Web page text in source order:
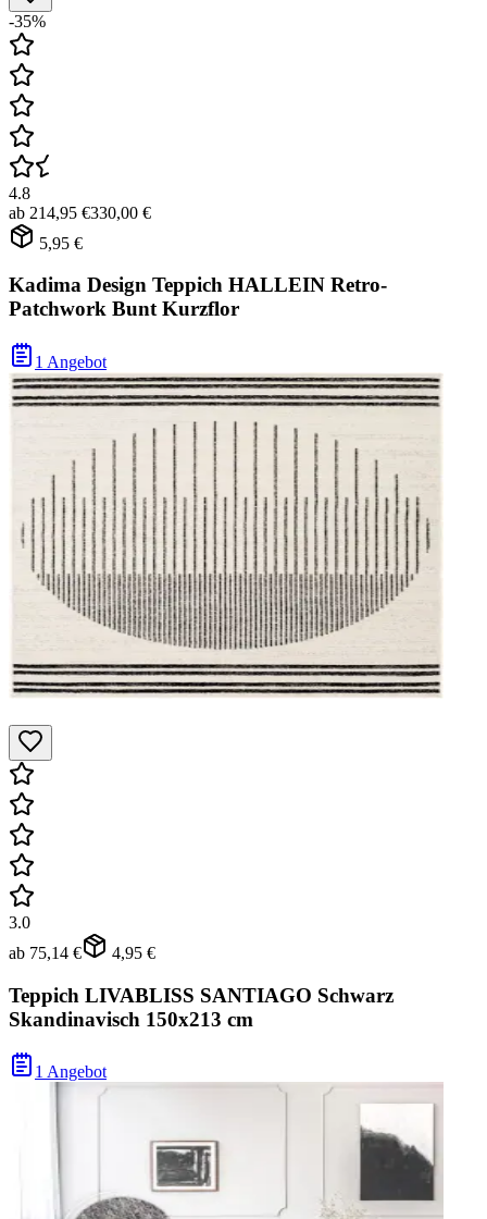
-35%
4.8
ab 214,95 €330,00 €
5,95 €
Kadima Design Teppich HALLEIN Retro-
Patchwork Bunt Kurzflor
1 Angebot
3.0
ab 75,14 € 4,95 €
Teppich LIVABLISS SANTIAGO Schwarz
Skandinavisch 150x213 cm
1 Angebot